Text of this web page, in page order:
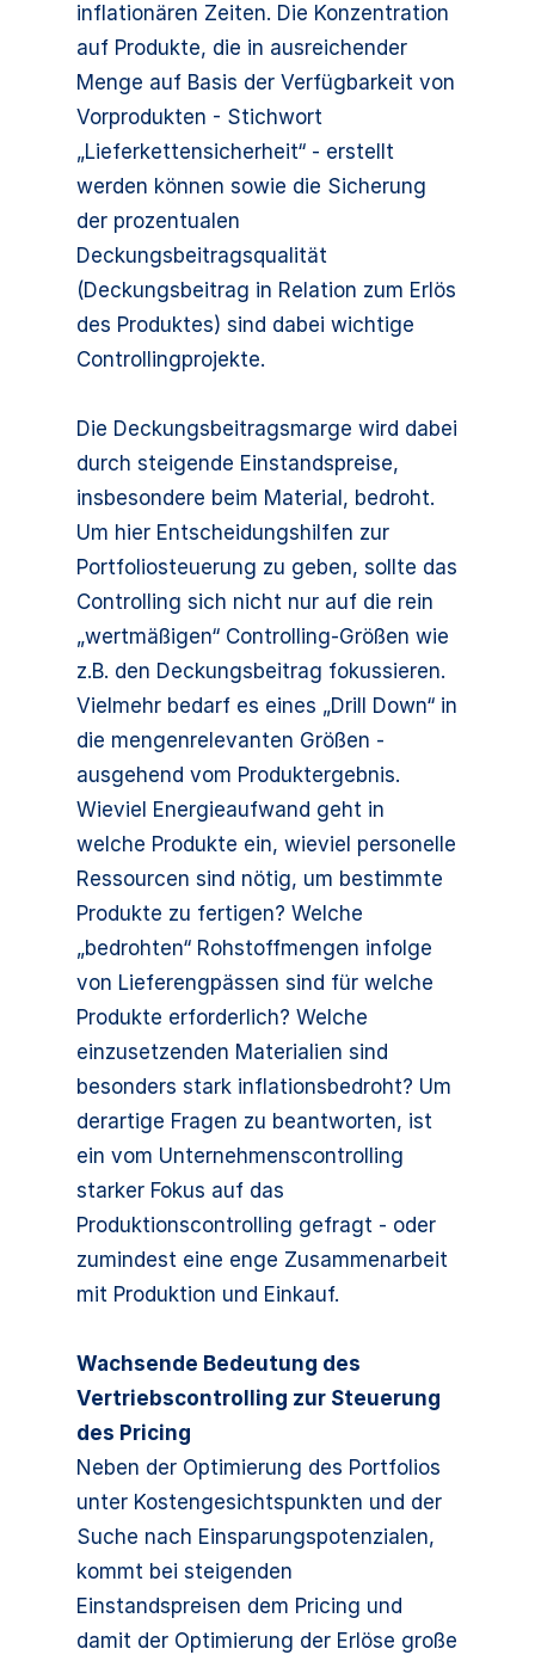
inflationären Zeiten. Die Konzentration
auf Produkte, die in ausreichender
Menge auf Basis der Verfügbarkeit von
Vorprodukten - Stichwort
„Lieferkettensicherheit“ - erstellt
werden können sowie die Sicherung
der prozentualen
Deckungsbeitragsqualität
(Deckungsbeitrag in Relation zum Erlös
des Produktes) sind dabei wichtige
Controllingprojekte.
Die Deckungsbeitragsmarge wird dabei
durch steigende Einstandspreise,
insbesondere beim Material, bedroht.
Um hier Entscheidungshilfen zur
Portfoliosteuerung zu geben, sollte das
Controlling sich nicht nur auf die rein
„wertmäßigen“ Controlling-Größen wie
z.B. den Deckungsbeitrag fokussieren.
Vielmehr bedarf es eines „Drill Down“ in
die mengenrelevanten Größen -
ausgehend vom Produktergebnis.
Wieviel Energieaufwand geht in
welche Produkte ein, wieviel personelle
Ressourcen sind nötig, um bestimmte
Produkte zu fertigen? Welche
„bedrohten“ Rohstoffmengen infolge
von Lieferengpässen sind für welche
Produkte erforderlich? Welche
einzusetzenden Materialien sind
besonders stark inflationsbedroht? Um
derartige Fragen zu beantworten, ist
ein vom Unternehmenscontrolling
starker Fokus auf das
Produktionscontrolling gefragt - oder
zumindest eine enge Zusammenarbeit
mit Produktion und Einkauf.
Wachsende Bedeutung des
Vertriebscontrolling zur Steuerung
des Pricing
Neben der Optimierung des Portfolios
unter Kostengesichtspunkten und der
Suche nach Einsparungspotenzialen,
kommt bei steigenden
Einstandspreisen dem Pricing und
damit der Optimierung der Erlöse große